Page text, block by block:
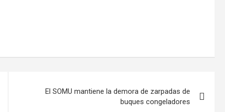
El SOMU mantiene la demora de zarpadas de
buques congeladores